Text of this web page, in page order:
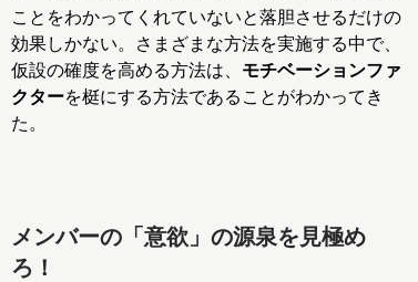
ことをわかってくれていないと落胆させるだけの
効果しかない。さまざまな方法を実施する中で、
仮設の確度を高める方法は、 モチベーションファ
クターを梃にする方法であることがわかってき
た。
メンバーの「意欲」の源泉を見極め
ろ！